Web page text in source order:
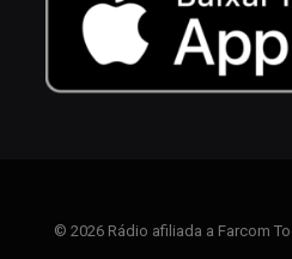
© 2026 Rádio afiliada a Farcom